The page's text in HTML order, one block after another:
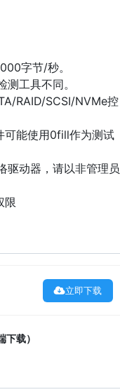
字节/秒。
工具不同。
RAID/SCSI/NVMe控
可能使用0fill作为测试
驱动器，请以非管理员
限
立即下载
载）